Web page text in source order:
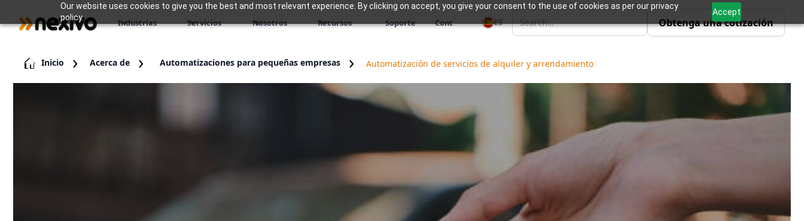
Our website uses cookies to give you the best and most relevant experience. By clicking on accept, you give your consent to the use of cookies as per our privacy
policy.
Accept
Industrias Servicios Nosotros Recursos Soporte Cont ES Obtenga una cotización
Inicio Acerca de Automatizaciones para pequeñas empresas Automatización de servicios de alquiler y arrendamiento